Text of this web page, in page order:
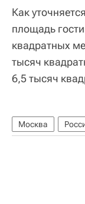
Как
площадь
квадратных
тысяч
6,5 тысяч
Москва